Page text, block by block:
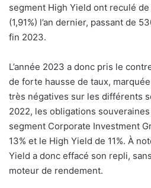
segment High Yield ont reculé de
(1,91%) l’an dernier, passant de
fin 2023.
L’année 2023 a donc pris le
de forte hausse de taux,
très négatives sur les différents
2022, les obligations
segment Corporate Investment
13% et le High Yield de 11%. À
Yield a donc effacé son repli,
moteur de rendement.